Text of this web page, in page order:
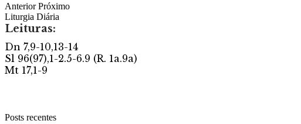
AnteriorPróximo
Liturgia Diária
Posts recentes